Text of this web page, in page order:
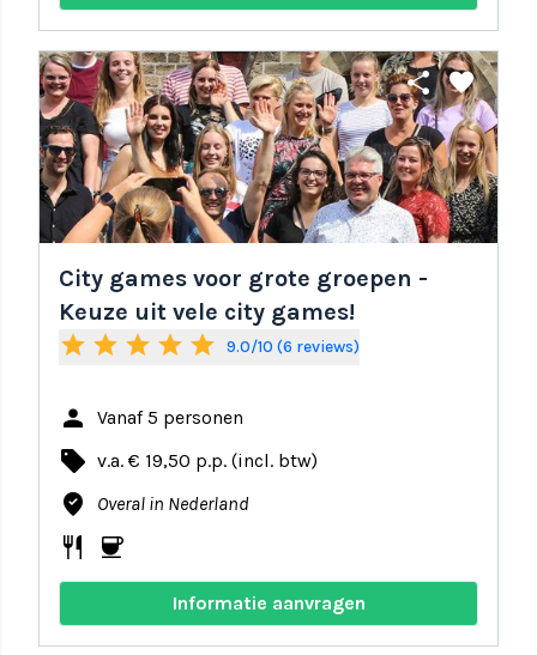
share favorite
City games voor grote groepen -
Keuze uit vele city games!
star star star star star 9.0/10 (6 reviews)
person Vanaf 5 personen
local_offer v.a. € 19,50 p.p. (incl. btw)
where_to_vote Overal in Nederland
restaurant coffee
Informatie aanvragen